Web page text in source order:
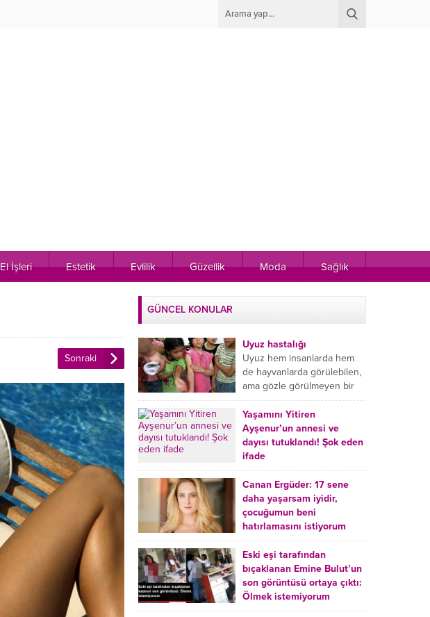
El İşleri Estetik Evlilik Güzellik Moda Sağlık
Sonraki
GÜNCEL KONULAR
Uyuz hastalığı
Uyuz hem insanlarda hem
de hayvanlarda görülebilen,
ama gözle görülmeyen bir
tür mikroplu böcek
hastalığıdır. Uyuz hastalığı
(Urticaria), deride veya...
Yaşamını Yitiren
Ayşenur’un annesi ve
dayısı tutuklandı! Şok eden
ifade
Burdur’da yatağında ölü
bulunan Ayşenur Kazık’ın (2)
annesi Kader Karadeniz (23)
ile dayısı Hızır Tunç
Çetinkaya (19) tutuklandı.
Çetinkaya, ifadesinde...
Canan Ergüder: 17 sene
daha yaşarsam iyidir,
çocuğumun beni
hatırlamasını istiyorum
Kanser tedavisi gören ünlü
oyuncu Canan Ergüder,
hastalık sürecini anlattı:
Meme kanserine yakalanan
ünlü oyuncu Canan Ergüder
aklıma ilk ölümün...
Eski eşi tarafından
bıçaklanan Emine Bulut’un
son görüntüsü ortaya çıktı:
Ölmek istemiyorum
Kırıkkale’de eski eşi